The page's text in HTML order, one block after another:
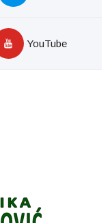
YouTube